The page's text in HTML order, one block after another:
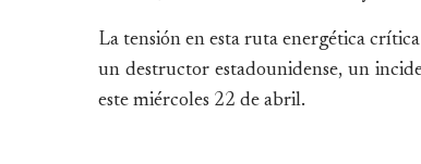
La tensión en esta ruta energética
un destructor estadounidense, un
este miércoles 22 de abril.